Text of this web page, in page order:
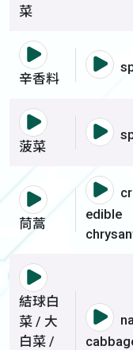
菜
語音撥放詞
辛香料
語
語音撥放詞
菠菜
語
語音撥放詞
茼蒿
語
edible
語音撥放詞
結球白
菜 / 大
白菜 /
語